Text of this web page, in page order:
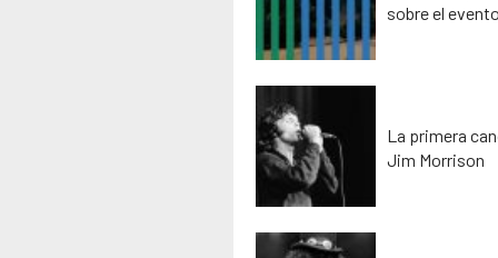
sobre el
La primera
Jim Morrison